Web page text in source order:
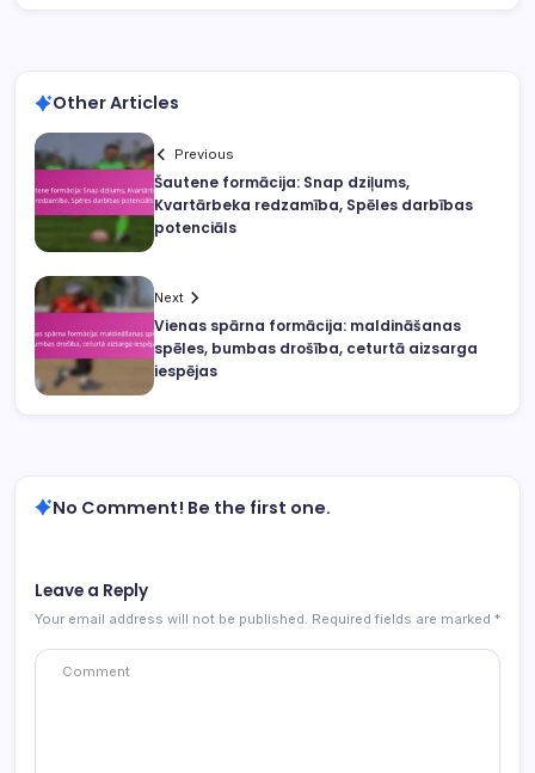
Other Articles
Previous
Šautene formācija: Snap dziļums,
Kvartārbeka redzamība, Spēles darbības
potenciāls
Next
Vienas spārna formācija: maldināšanas
spēles, bumbas drošība, ceturtā aizsarga
iespējas
No Comment! Be the first one.
Leave a Reply
Your email address will not be published. Required fields are marked *